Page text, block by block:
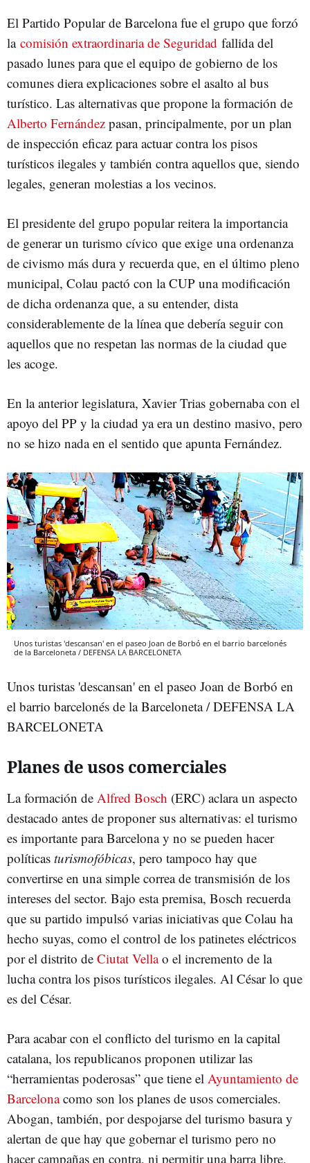
El Partido Popular de Barcelona fue el grupo que forzó
la comisión extraordinaria de Seguridad fallida del
pasado lunes para que el equipo de gobierno de los
comunes diera explicaciones sobre el asalto al bus
turístico. Las alternativas que propone la formación de
Alberto Fernández pasan, principalmente, por un plan
de inspección eficaz para actuar contra los pisos
turísticos ilegales y también contra aquellos que, siendo
legales, generan molestias a los vecinos.
El presidente del grupo popular reitera la importancia
de generar un turismo cívico que exige una ordenanza
de civismo más dura y recuerda que, en el último pleno
municipal, Colau pactó con la CUP una modificación
de dicha ordenanza que, a su entender, dista
considerablemente de la línea que debería seguir con
aquellos que no respetan las normas de la ciudad que
les acoge.
En la anterior legislatura, Xavier Trias gobernaba con el
apoyo del PP y la ciudad ya era un destino masivo, pero
no se hizo nada en el sentido que apunta Fernández.
Unos turistas 'descansan' en el paseo Joan de Borbó en el barrio barcelonés
de la Barceloneta / DEFENSA LA BARCELONETA
Unos turistas 'descansan' en el paseo Joan de Borbó en
el barrio barcelonés de la Barceloneta / DEFENSA LA
BARCELONETA
Planes de usos comerciales
La formación de Alfred Bosch (ERC) aclara un aspecto
destacado antes de proponer sus alternativas: el turismo
es importante para Barcelona y no se pueden hacer
políticas turismofóbicas, pero tampoco hay que
convertirse en una simple correa de transmisión de los
intereses del sector. Bajo esta premisa, Bosch recuerda
que su partido impulsó varias iniciativas que Colau ha
hecho suyas, como el control de los patinetes eléctricos
por el distrito de Ciutat Vellao el incremento de la
lucha contra los pisos turísticos ilegales. Al César lo que
es del César.
Para acabar con el conflicto del turismo en la capital
catalana, los republicanos proponen utilizar las
“herramientas poderosas” que tiene el Ayuntamiento de
Barcelonacomo son los planes de usos comerciales.
Abogan, también, por despojarse del turismo basura y
alertan de que hay que gobernar el turismo pero no
hacer campañas en contra, ni permitir una barra libre.